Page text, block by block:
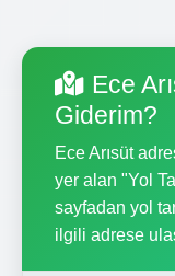
Ece
Giderim?
Ece Arısüt
yer alan "Yol
sayfadan yol
ilgili adrese